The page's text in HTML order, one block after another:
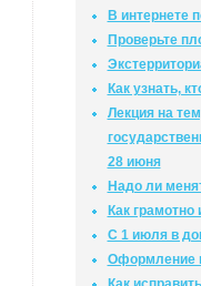
В интернете
Проверьте
Как узнать,
Лекция на
28 июня
Надо ли
Как
С 1 июля в
Оформление